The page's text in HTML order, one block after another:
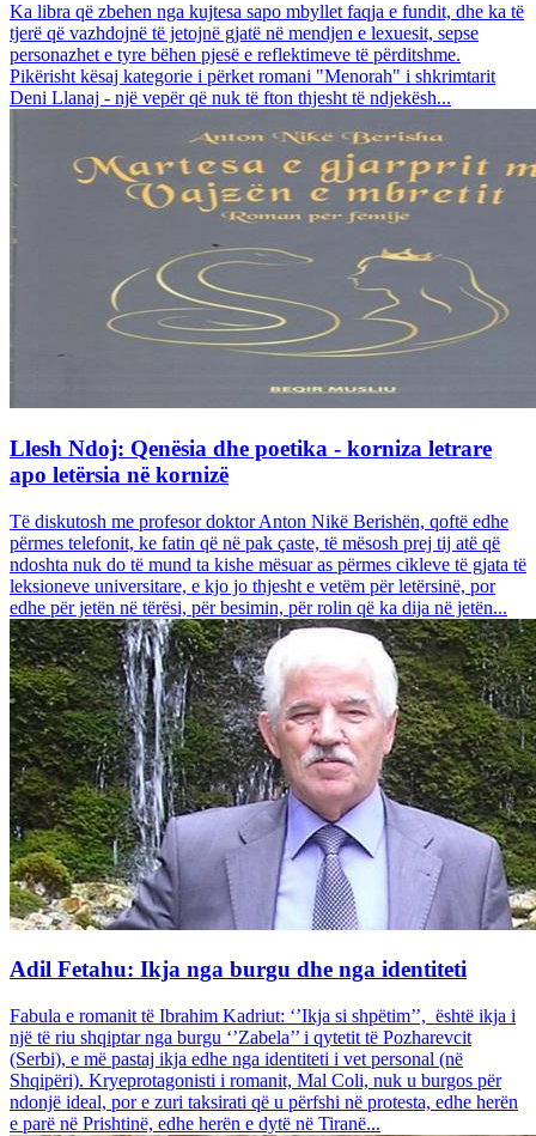
Ka libra që zbehen nga kujtesa sapo mbyllet faqja e fundit, dhe ka të
tjerë që vazhdojnë të jetojnë gjatë në mendjen e lexuesit, sepse
personazhet e tyre bëhen pjesë e reflektimeve të përditshme.
Pikërisht kësaj kategorie i përket romani "Menorah" i shkrimtarit
Deni Llanaj - një vepër që nuk të fton thjesht të ndjekësh...
Llesh Ndoj: Qenësia dhe poetika - korniza letrare
apo letërsia në kornizë
Të diskutosh me profesor doktor Anton Nikë Berishën, qoftë edhe
përmes telefonit, ke fatin që në pak çaste, të mësosh prej tij atë që
ndoshta nuk do të mund ta kishe mësuar as përmes cikleve të gjata të
leksioneve universitare, e kjo jo thjesht e vetëm për letërsinë, por
edhe për jetën në tërësi, për besimin, për rolin që ka dija në jetën...
Adil Fetahu: Ikja nga burgu dhe nga identiteti
Fabula e romanit të Ibrahim Kadriut: ‘’Ikja si shpëtim’’, është ikja i
një të riu shqiptar nga burgu ‘’Zabela’’ i qytetit të Pozharevcit
(Serbi), e më pastaj ikja edhe nga identiteti i vet personal (në
Shqipëri). Kryeprotagonisti i romanit, Mal Coli, nuk u burgos për
ndonjë ideal, por e zuri taksirati që u përfshi në protesta, edhe herën
e parë në Prishtinë, edhe herën e dytë në Tiranë...